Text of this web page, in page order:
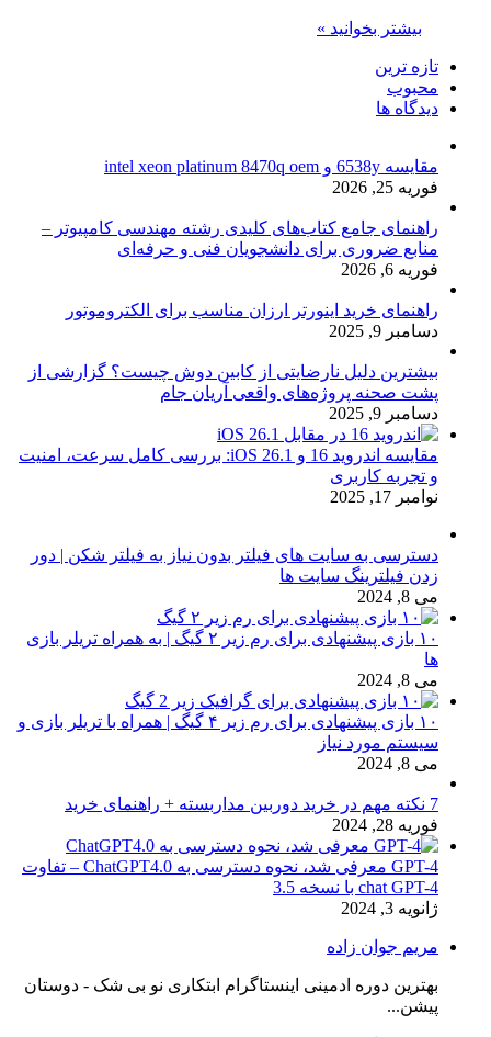
بیشتر بخوانید »
تازه ترین
محبوب
دیدگاه ها
مقایسه 6538y و intel xeon platinum 8470q oem
فوریه 25, 2026
راهنمای جامع کتاب‌های کلیدی رشته مهندسی کامپیوتر –
منابع ضروری برای دانشجویان فنی و حرفه‌ای
فوریه 6, 2026
راهنمای خرید اینورتر ارزان مناسب برای الکتروموتور
دسامبر 9, 2025
بیشترین دلیل نارضایتی از کابین دوش چیست؟ گزارشی از
پشت صحنه پروژه‌های واقعی آریان جام
دسامبر 9, 2025
مقایسه اندروید 16 و iOS 26.1: بررسی کامل سرعت، امنیت
و تجربه کاربری
نوامبر 17, 2025
دسترسی به سایت های فیلتر بدون نیاز به فیلتر شکن | دور
زدن فیلترینگ سایت ها
می 8, 2024
۱۰ بازی پیشنهادی برای رم زیر ۲ گیگ | به همراه تریلر بازی
ها
می 8, 2024
۱۰ بازی پیشنهادی برای رم زیر ۴ گیگ | همراه با تریلر بازی و
سیستم مورد نیاز
می 8, 2024
7 نکته مهم در خرید دوربین مداربسته + راهنمای خرید
فوریه 28, 2024
GPT-4 معرفی شد، نحوه دسترسی به ChatGPT4.0 – تفاوت
chat GPT-4 با نسخه 3.5
ژانویه 3, 2024
مریم جوان زاده
بهترین دوره ادمینی اینستاگرام ابتکاری نو بی شک - دوستان
پیشن...